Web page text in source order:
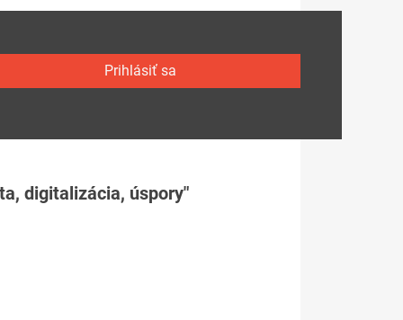
Prihlásiť sa
digitalizácia, úspory"